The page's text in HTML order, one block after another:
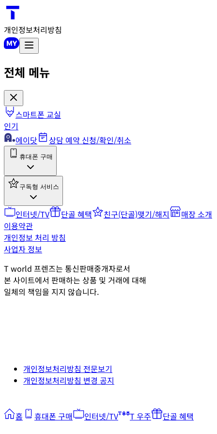
개인정보처리방침
전체 메뉴
스마트폰 교실
인기
에이닷
상담 예약 신청/확인/취소
휴대폰 구매
구독형 서비스
인터넷/TV 단골 혜택 친구(단골)맺기/해지
매장 소개
이용약관
개인정보 처리 방침
사업자 정보
T world 프렌즈는 통신판매중개자로서
본 사이트에서 판매하는 상품 및 거래에 대해
일체의 책임을 지지 않습니다.
개인정보처리방침 전문보기
개인정보처리방침 변경 공지
홈 휴대폰 구매 인터넷/TV T 우주 단골 혜택